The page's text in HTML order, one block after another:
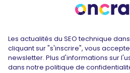
Les actualités du SEO technique
cliquant sur "s'inscrire", vous
newsletter. Plus d'informations sur
dans notre politique de